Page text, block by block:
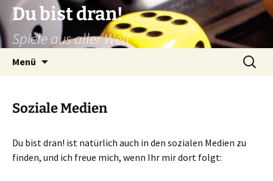
Zum
Inhalt
springen
Du bist dran!
Spiele aus aller Welt
Menü
Suchen
nach:
Soziale Medien
Du bist dran! ist natürlich auch in den sozialen Medien zu
finden, und ich freue mich, wenn Ihr mir dort folgt: